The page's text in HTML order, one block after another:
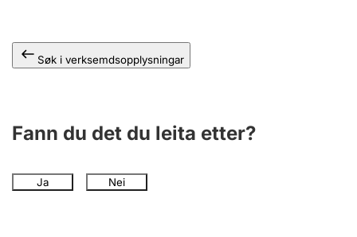
Søk i verksemdsopplysningar
Fann du det du leita etter?
Ja Nei